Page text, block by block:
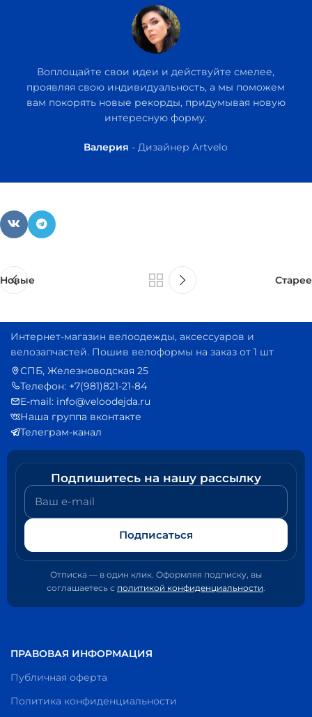
Воплощайте свои идеи и действуйте смелее,
проявляя свою индивидуальность, а мы поможем
вам покорять новые рекорды, придумывая новую
интересную форму.
Валерия Дизайнер Artvelo
Новые Старее
Интернет-магазин велоодежды, аксессуаров и
велозапчастей. Пошив велоформы на заказ от 1 шт
СПБ, Железноводская 25
Телефон: +7(981)821-21-84
E-mail: info@veloodejda.ru
Наша группа вконтакте
Телеграм-канал
Подпишитесь на нашу рассылку
Ваш e-mail
Подписаться
Отписка — в один клик. Оформляя подписку, вы
соглашаетесь с политикой конфиденциальности
ПРАВОВАЯ ИНФОРМАЦИЯ
Публичная оферта
Политика конфиденциальности